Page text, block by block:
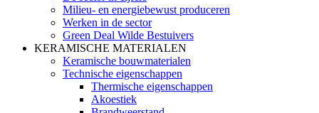
Milieu- en energiebewust produceren
Werken in de sector
Green Deal Wilde Bestuivers
KERAMISCHE MATERIALEN
Keramische bouwmaterialen
Technische eigenschappen
Thermische eigenschappen
Akoestiek